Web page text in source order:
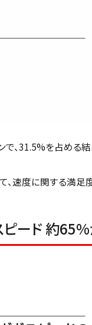
で、31.5%を占める
、速度に関する満足
ピード 約